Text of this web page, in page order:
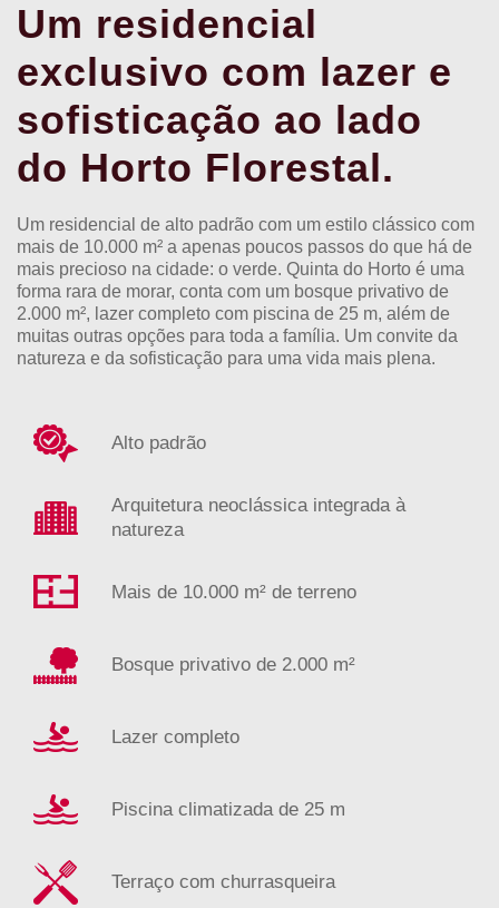
Um residencial
exclusivo com lazer e
sofisticação ao lado
do Horto Florestal.
Um residencial de alto padrão com um estilo clássico com
mais de 10.000 m² a apenas poucos passos do que há de
mais precioso na cidade: o verde. Quinta do Horto é uma
forma rara de morar, conta com um bosque privativo de
2.000 m², lazer completo com piscina de 25 m, além de
muitas outras opções para toda a família. Um convite da
natureza e da sofisticação para uma vida mais plena.
Alto padrão
Arquitetura neoclássica integrada à
natureza
Mais de 10.000 m² de terreno
Bosque privativo de 2.000 m²
Lazer completo
Piscina climatizada de 25 m
Terraço com churrasqueira